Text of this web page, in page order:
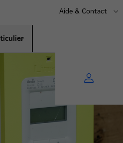
Aide & Contact